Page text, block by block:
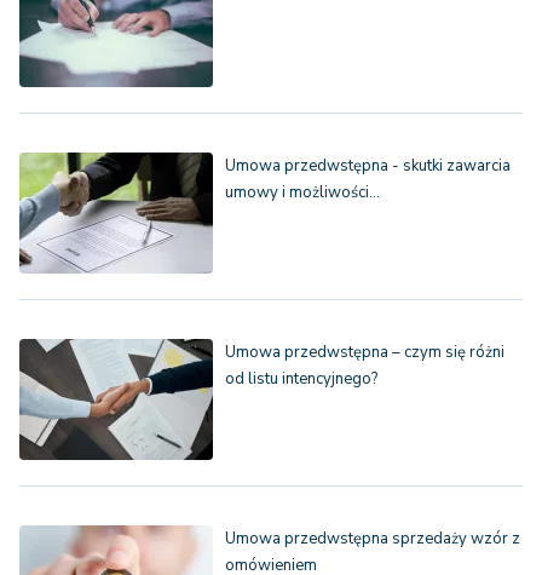
Umowa przedwstępna - skutki zawarcia
umowy i możliwości…
Umowa przedwstępna – czym się różni
od listu intencyjnego?
Umowa przedwstępna sprzedaży wzór z
omówieniem